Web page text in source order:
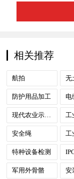
相关推荐
航拍 无
防护用品加工 电
工
安全绳 工
特种设备检测
军用外骨骼 安